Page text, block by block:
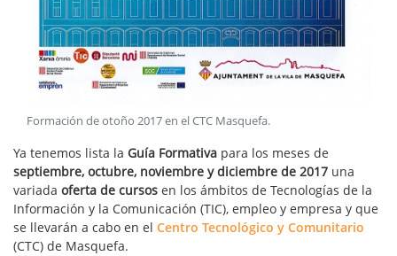
Formación de otoño 2017 en el CTC Masquefa.
Ya tenemos lista la Guía Formativa para los meses de
septiembre, octubre, noviembre y diciembre de 2017 una
variada oferta de cursos en los ámbitos de Tecnologías de la
Información y la Comunicación (TIC), empleo y empresa y que
se llevarán a cabo en el Centro Tecnológico y Comunitario
(CTC) de Masquefa.